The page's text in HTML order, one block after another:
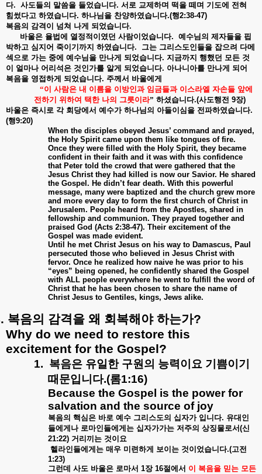
다. 사도들의 말씀을 들었습니다. 서로 교제하며 떡을 떼며 기도에 전혀
힘썼다고 하였습니다. 하나님을 찬양하였습니다.(행2:38-47)
복음의 감격이 넘쳐 나게 되었습니다.
바울은 율법에 열정적이였던 사람이었습니다. 예수님의 제자들을 핍
박하고 심지어 죽이기까지 하였습니다. 그는 그리스도인들을 잡으려 다메
섹으로 가는 중에 예수님을 만나게 되었습니다. 지금까지 행했던 모든 것
이
얼마나 어리석은 것인가를 알게 되었습니다. 아나니아를 만나게 되어
복음을 영접하게 되었습니다. 주께서 바울에게
“이 사람은 내 이름을 이방인과 임금들과 이스라엘 자손들 앞에
전하기 위하여 택한 나의 그릇이라” 하셨습니다.(사도행전 9장)
바울은 즉시로 각 회당에서 예수가 하나님의 아들이심을 전파하였습니다.
(행9:20)
When the disciples obeyed Jesus’ command and prayed,
the Holy Spirit came upon them like tongues of fire.
Once they were filled with the Holy Spirit, they became
confident in their faith and it was with this confidence
that Peter told the crowd that were gathered that the
Jesus Christ they had killed is now our Savior. He shared
the Gospel. He didn’t fear death. With this powerful
message, many were baptized and the church grew more
and more every day to form the first church of Christ in
Jerusalem. People heard from the Apostles, shared in
fellowship and communion. They prayed together and
praised God (Acts 2:38-47). Their excitement of the
Gospel was made evident.
Until he met Christ Jesus on his way to Damascus, Paul
persecuted those who believed in Jesus Christ with
fervor. Once he realized how naive he was prior to his
“eyes” being opened, he confidently shared the Gospel
with ALL people everywhere he went to fulfill the word of
Christ that he has been chosen to share the name of
Christ Jesus to Gentiles, kings, Jews alike.
복음의 감격을 왜 회복해야 하는가?
Why do we need to restore this
excitement for the Gospel?
1. 복음은 유일한 구원의 능력이요 기쁨이기
때문입니다.(롬1:16)
Because the Gospel is the power for
salvation and the source of joy
복음의 핵심은 바로 예수 그리스도의 십자가 입니다. 유대인
들에게나 로마인들에게는 십자가가는 저주의 상징물로서 (신
21:22) 거리끼는 것이요
헬라인들에게는 매우 미련하게 보이는 것이었습니다.(고전
1:23)
그런데 사도 바울은 로마서 1장 16절에서 이 복음을 믿는 모든